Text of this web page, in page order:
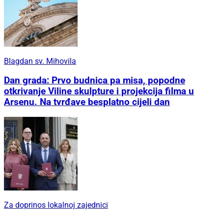
Blagdan sv. Mihovila
Dan grada: Prvo budnica pa misa, popodne
otkrivanje Viline skulpture i projekcija filma u
Arsenu. Na tvrđave besplatno cijeli dan
Za doprinos lokalnoj zajednici